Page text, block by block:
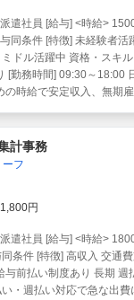
遣社員 [給与] <時給>
同条件 [特徴] 未経験者活
ドル活躍中 資格・スキ
[勤務時間] 09:30～18:00
の時給で安定収入、無期
計事務
フ
円
遣社員 [給与] <時給>
条件 [特徴] 高収入 交通
与前払い制度あり 長期 週
・週払い対応で急な出費